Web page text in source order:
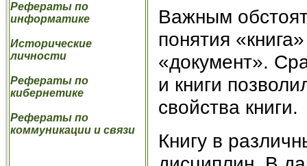
Рефераты по
информатике
Исторические
личности
Рефераты по
кибернетике
Рефераты по
коммуникации и связи
Важным
понятия
«документ».
и книги
свойства книги.
Книгу в